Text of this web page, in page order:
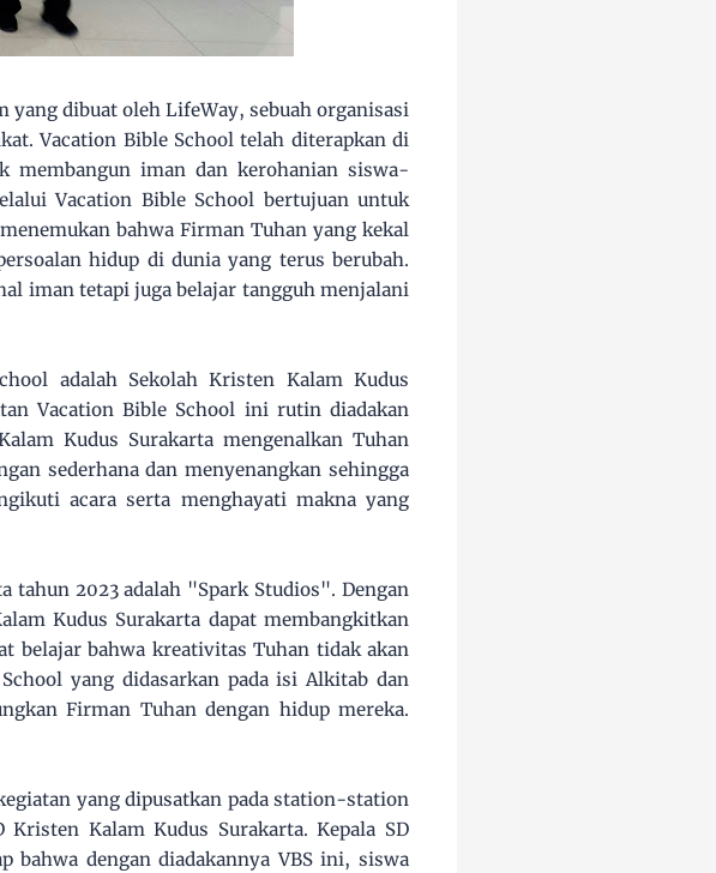
yang dibuat oleh LifeWay, sebuah organisasi
Vacation Bible School telah diterapkan di
membangun iman dan kerohanian siswa-
Vacation Bible School bertujuan untuk
bahwa Firman Tuhan yang kekal
hidup di dunia yang terus berubah.
iman tetapi juga belajar tangguh menjalani
adalah Sekolah Kristen Kalam Kudus
Vacation Bible School ini rutin diadakan
Kudus Surakarta mengenalkan Tuhan
sederhana dan menyenangkan sehingga
acara serta menghayati makna yang
tahun 2023 adalah "Spark Studios". Dengan
Kudus Surakarta dapat membangkitkan
belajar bahwa kreativitas Tuhan tidak akan
yang didasarkan pada isi Alkitab dan
Firman Tuhan dengan hidup mereka.
yang dipusatkan pada station-station
Kalam Kudus Surakarta. Kepala SD
bahwa dengan diadakannya VBS ini, siswa